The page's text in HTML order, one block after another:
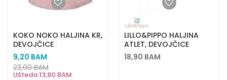
KOKO NOKO HALJINA KR,
DEVOJČICE
9,20 BAM
Ušteda13,80 BAM
23,00BAM
LILLO&PIPPO HALJINA
ATLET, DEVOJČICE
18,90 BAM